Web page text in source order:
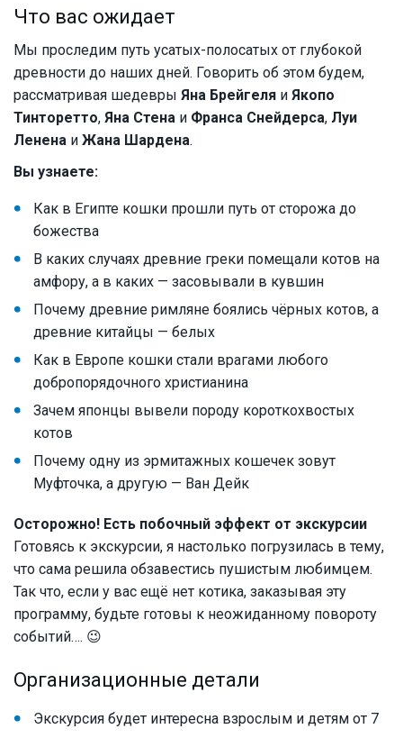
Что вас ожидает
Мы проследим путь усатых-полосатых от глубокой
древности до наших дней. Говорить об этом будем,
рассматривая шедевры Яна Брейгеля и Якопо
Тинторетто, Яна Стена и Франса Снейдерса, Луи
Ленена и Жана Шардена.
Вы узнаете:
Как в Египте кошки прошли путь от сторожа до
божества
В каких случаях древние греки помещали котов на
амфору, а в каких — засовывали в кувшин
Почему древние римляне боялись чёрных котов, а
древние китайцы — белых
Как в Европе кошки стали врагами любого
добропорядочного христианина
Зачем японцы вывели породу короткохвостых
котов
Почему одну из эрмитажных кошечек зовут
Муфточка, а другую — Ван Дейк
Осторожно! Есть побочный эффект от экскурсии
Готовясь к экскурсии, я настолько погрузилась в тему,
что сама решила обзавестись пушистым любимцем.
Так что, если у вас ещё нет котика, заказывая эту
программу, будьте готовы к неожиданному повороту
событий…. 😉
Организационные детали
Экскурсия будет интересна взрослым и детям от 7